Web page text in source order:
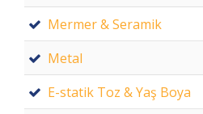
Mermer & Seramik
Metal
E-statik Toz & Yaş Boya